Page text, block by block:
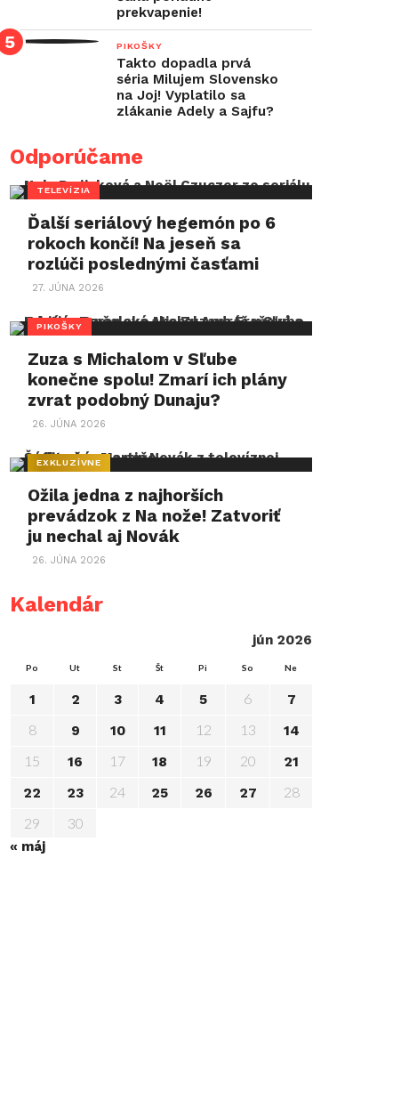
prekvapenie!
PIKOŠKY
Takto dopadla prvá
séria Milujem Slovensko
na Joj! Vyplatilo sa
zlákanie Adely a Sajfu?
Odporúčame
TELEVÍZIA
Ďalší seriálový hegemón po 6
rokoch končí! Na jeseň sa
rozlúči poslednými časťami
27. JÚNA 2026
PIKOŠKY
Zuza s Michalom v Sľube
konečne spolu! Zmarí ich plány
zvrat podobný Dunaju?
26. JÚNA 2026
EXKLUZÍVNE
Ožila jedna z najhorších
prevádzok z Na nože! Zatvoriť
ju nechal aj Novák
26. JÚNA 2026
Kalendár
jún 2026
Po Ut St Št Pi So Ne
1 2 3 4 5 6 7
8 9 10 11 12 13 14
15 16 17 18 19 20
21
22
23 24 25 26 27
28
29
30
« máj